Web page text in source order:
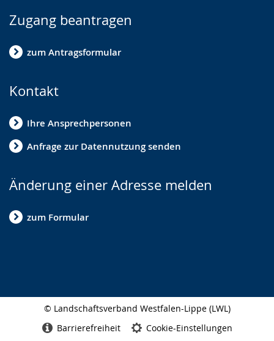
Zugang beantragen
zum Antragsformular
Kontakt
Ihre Ansprechpersonen
Anfrage zur Datennutzung senden
Änderung einer Adresse melden
zum Formular
© Landschaftsverband Westfalen-Lippe (LWL)
Barrierefreiheit Cookie-Einstellungen